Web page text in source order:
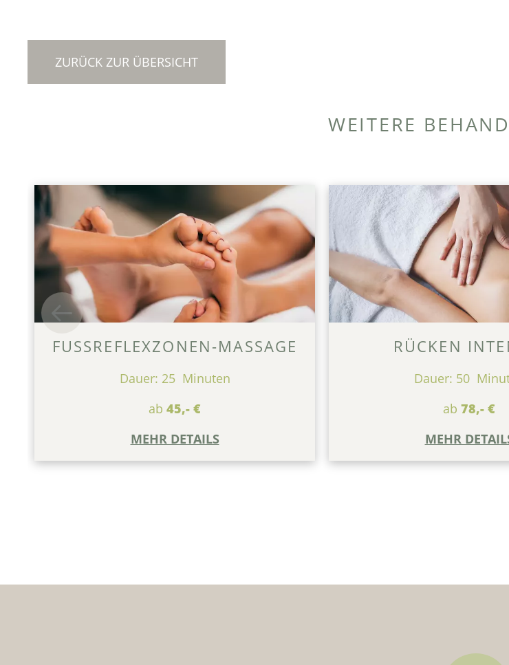
ZURÜCK ZUR ÜBERSICHT
WEITERE
FUSSREFLEXZONEN-MASSAGE
Dauer: 25 Minuten
ab 45,- €
MEHR DETAILS
RÜCKEN
Dauer: 50
ab 78,- €
MEHR